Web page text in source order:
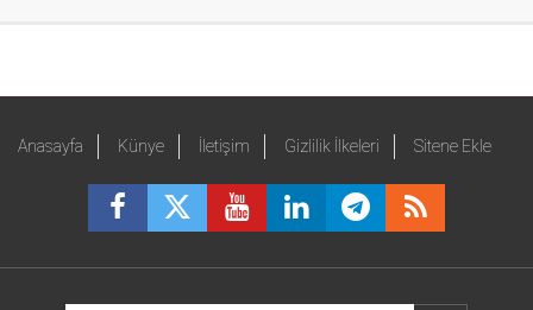
Anasayfa Künye İletişim Gizlilik İlkeleri Sitene Ekle